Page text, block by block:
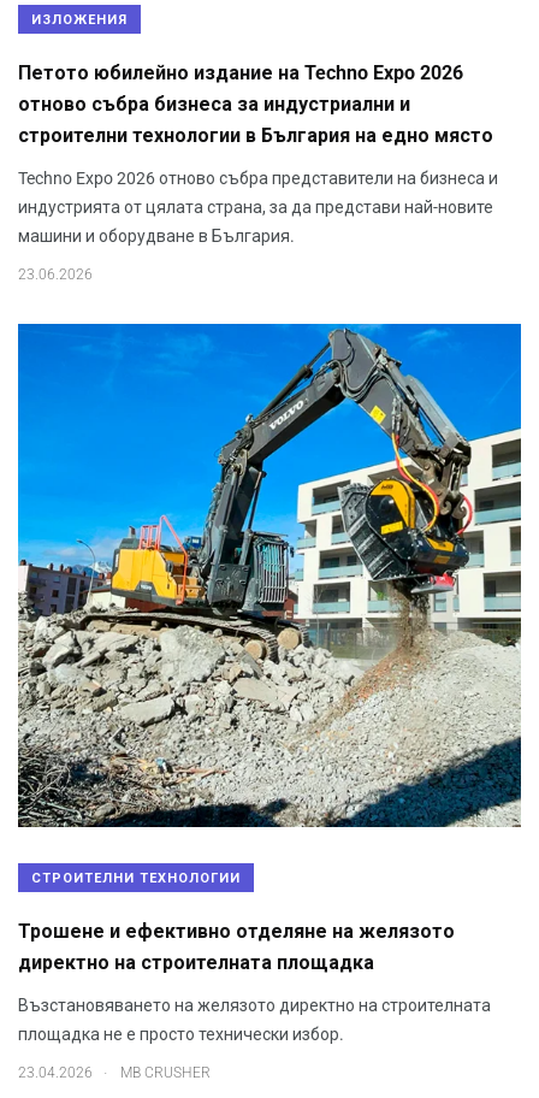
ИЗЛОЖЕНИЯ
Петото юбилейно издание на Techno Expo 2026
отново събра бизнеса за индустриални и
строителни технологии в България на едно място
Techno Expo 2026 отново събра представители на бизнеса и
индустрията от цялата страна, за да представи най-новите
машини и оборудване в България.
23.06.2026
СТРОИТЕЛНИ ТЕХНОЛОГИИ
Трошене и ефективно отделяне на желязото
директно на строителната площадка
Възстановяването на желязото директно на строителната
площадка не е просто технически избор.
23.04.2026 . MB CRUSHER